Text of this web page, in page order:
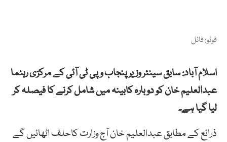
فوٹو: فائل
اسلام آباد: سابق سینئر وزیر پنجاب و پی ٹی آئی کے مرکزی رہنما
عبدالعلیم خان کو دوبارہ کابینہ میں شامل کرنے کا فیصلہ کر
لیا گیا ہے۔
ذرائع کے مطابق عبدالعلیم خان آج وزارت کاحلف اٹھائیں گے